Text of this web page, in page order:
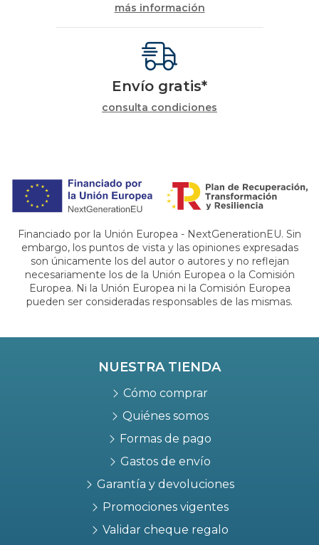
más información
Envío gratis*
consulta condiciones
Financiado por la Unión Europea - NextGenerationEU. Sin
embargo, los puntos de vista y las opiniones expresadas
son únicamente los del autor o autores y no reflejan
necesariamente los de la Unión Europea o la Comisión
Europea. Ni la Unión Europea ni la Comisión Europea
pueden ser consideradas responsables de las mismas.
NUESTRA TIENDA
Cómo comprar
Quiénes somos
Formas de pago
Gastos de envío
Garantía y devoluciones
Promociones vigentes
Validar cheque regalo